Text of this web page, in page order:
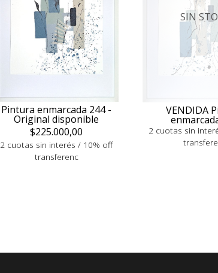
Pintura enmarcada 244 -
Original disponible
$225.000,00
2 cuotas sin interés / 10% off
transferenc
SIN
VENDIDA
2 cuotas sin